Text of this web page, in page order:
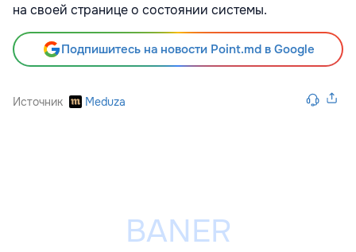
на своей странице о состоянии системы.
Подпишитесь на новости Point.md в Google
Источник Meduza